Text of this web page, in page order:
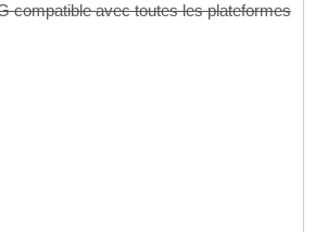
compatible avec toutes les plateformes